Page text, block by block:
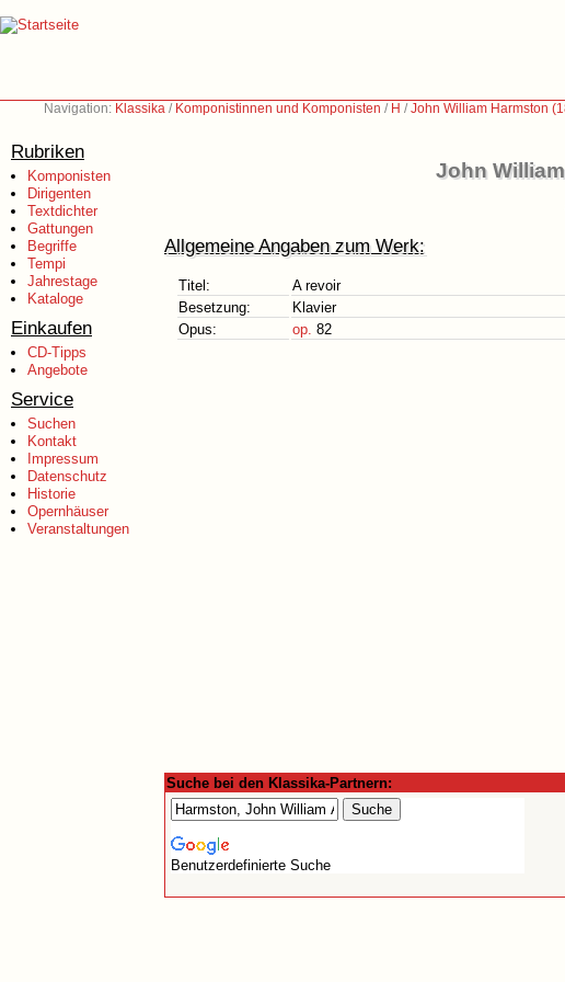
Navigation: Klassika / Komponistinnen und Komponisten / H /John William Harmston
Rubriken
Komponisten
Dirigenten
Textdichter
Gattungen
Begriffe
Tempi
Jahrestage
Kataloge
Einkaufen
CD-Tipps
Angebote
Service
Suchen
Kontakt
Impressum
Datenschutz
Historie
Opernhäuser
Veranstaltungen
John
Allgemeine Angaben zum Werk:
Titel:
A revoir
Besetzung:
Klavier
Opus:
op. 82
Suche bei den Klassika-Partnern:
Benutzerdefinierte Suche